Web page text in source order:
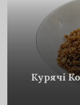
Курячі